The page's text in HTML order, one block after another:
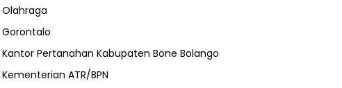
Olahraga
Gorontalo
Kantor Pertanahan Kabupaten Bone Bolango
Kementerian ATR/BPN